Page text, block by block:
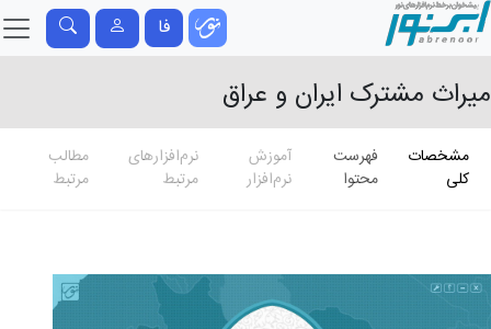
فا
میراث مشترک ایران و عراق
مشخصات
کلی
فهرست
محتوا
آموزش
نرم‌افزار
نرم‌افزارهای
مرتبط
مطالب
مرتبط